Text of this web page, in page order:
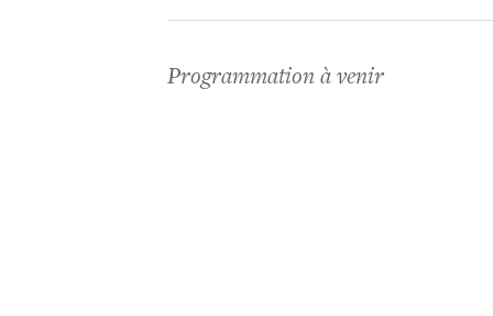
Programmation à venir